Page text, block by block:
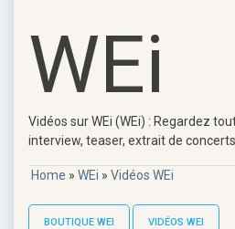
WEi
Vidéos sur WEi (WEi) : Regardez
interview, teaser, extrait de
Home » WEi » Vidéos WEi
BOUTIQUE WEI VIDÉOS WEI